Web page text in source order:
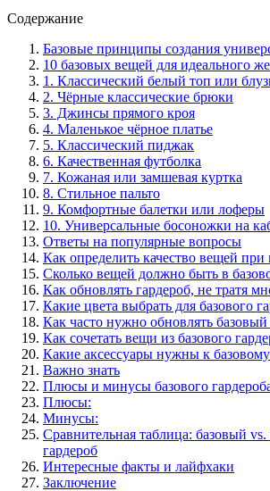
Содержание
Базовые принципы создания
10 базовых вещей для идеального
1. Классический белый топ или
2. Чёрные классические брюки
3. Джинсы прямого кроя
4. Маленькое чёрное платье
5. Классический пиджак
6. Качественная футболка
7. Кожаная или замшевая куртка
8. Стильное пальто
9. Комфортные балетки или лоферы
10. Универсальные босоножки на
Ответы на популярные вопросы
Как определить качество вещей при
Сколько вещей должно быть в
Как обновлять гардероб, не тратя
Какие цвета выбрать для базового
Как часто нужно обновлять базовый
Как сочетать вещи из базового
Какие аксессуары нужны к базовому
Важно знать
Плюсы и минусы базового
Плюсы:
Минусы:
Сравнительная таблица: базовый
гардероб
Интересные факты и лайфхаки
Заключение